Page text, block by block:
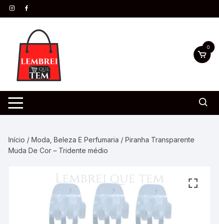
0
Início /Moda, Beleza E Perfumaria / Piranha Transparente
Muda De Cor – Tridente médio